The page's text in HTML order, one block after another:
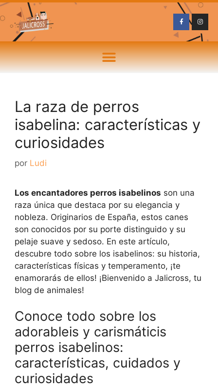
La raza de perros
isabelina: características y
curiosidades
por Ludi
Los encantadores perros isabelinos son una
raza única que destaca por su elegancia y
nobleza. Originarios de España, estos canes
son conocidos por su porte distinguido y su
pelaje suave y sedoso. En este artículo,
descubre todo sobre los isabelinos: su historia,
características físicas y temperamento, ¡te
enamorarás de ellos! ¡Bienvenido a Jalicross, tu
blog de animales!
Conoce todo sobre los
adorableis y carismáticis
perros isabelinos:
características, cuidados y
curiosidades